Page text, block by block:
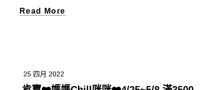
Read More
25 四月 2022